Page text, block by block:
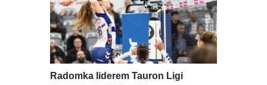
Radomka liderem Tauron Ligi